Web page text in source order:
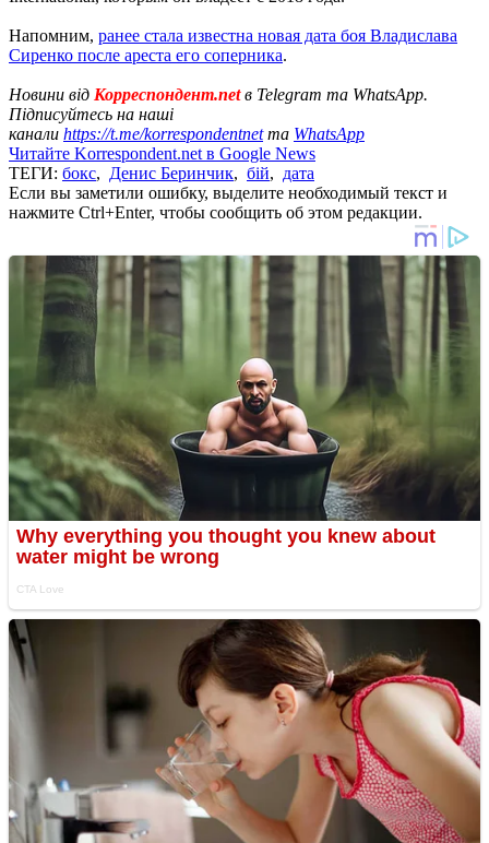
Напомним, ранее стала известна новая дата боя Владислава
Сиренко после ареста его соперника.
Новини від Корреспондент.netв Telegram та WhatsApp.
Підписуйтесь на наші
канали https://t.me/korrespondentnetта WhatsApp
Читайте Korrespondent.net в Google News
ТЕГИ: бокс, Денис Беринчик, бій, дата
Если вы заметили ошибку, выделите необходимый текст и
нажмите Ctrl+Enter, чтобы сообщить об этом редакции.